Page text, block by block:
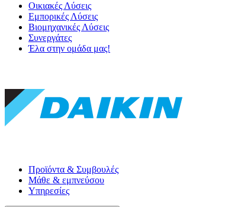
Οικιακές Λύσεις
Εμπορικές Λύσεις
Βιομηχανικές Λύσεις
Συνεργάτες
Έλα στην ομάδα μας!
Προϊόντα & Συμβουλές
Μάθε & εμπνεύσου
Υπηρεσίες